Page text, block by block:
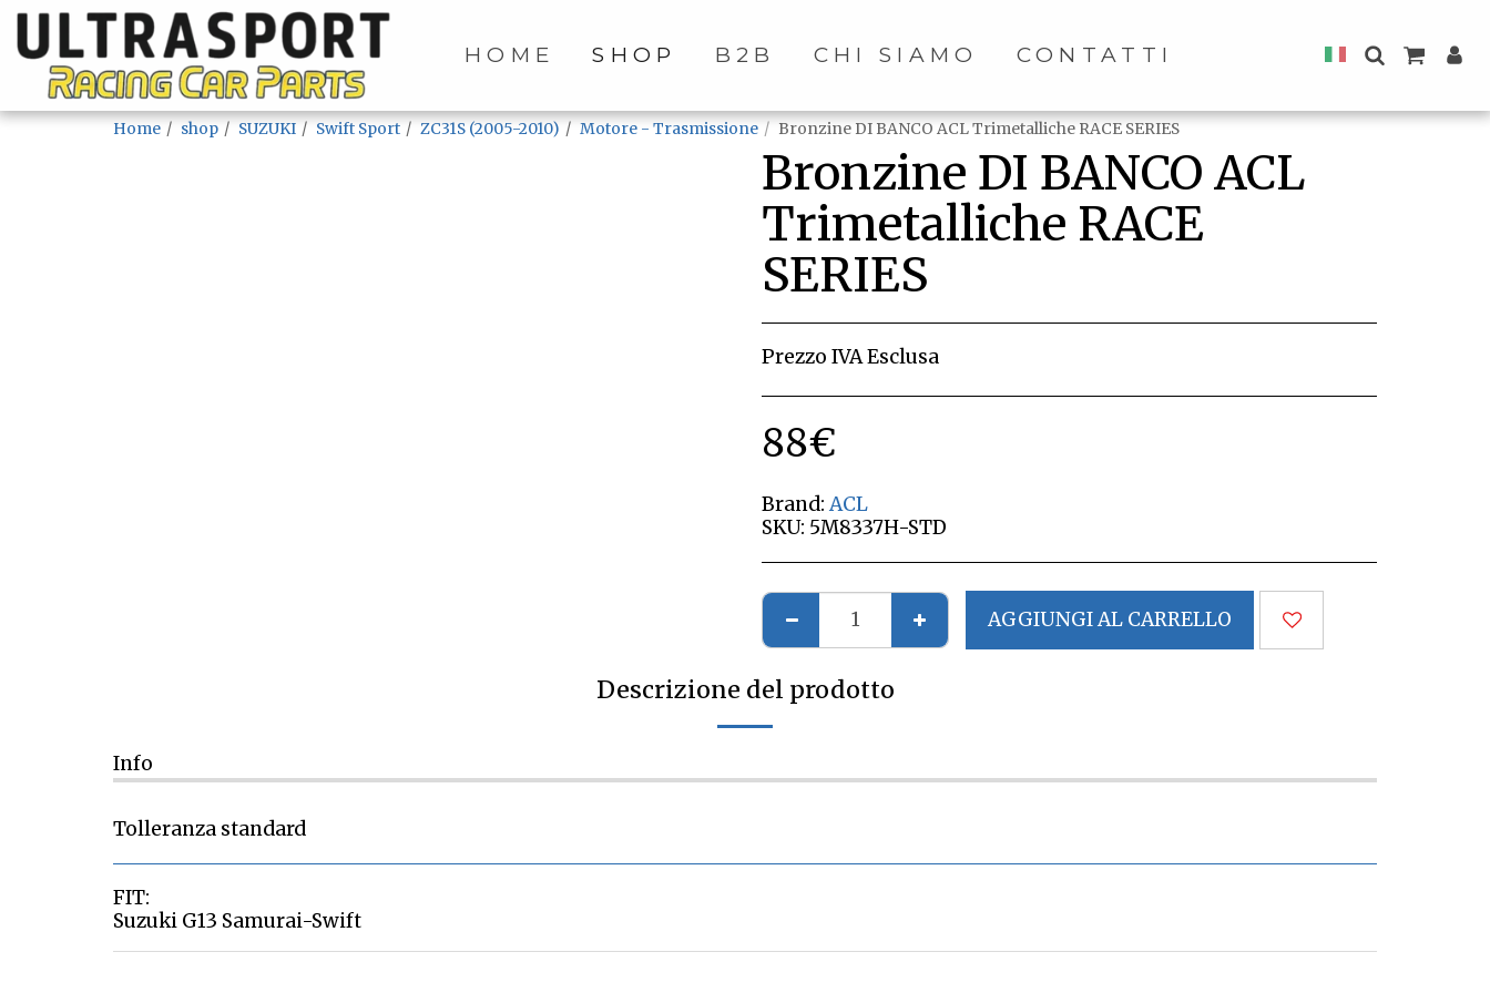
HOME SHOP B2B CHI SIAMO CONTATTI
Home shop SUZUKI Swift Sport ZC31S (2005-2010) Motore - Trasmissione Bronzine DI BANCO ACL Trimetalliche RACE SERIES
Bronzine DI BANCO ACL
Trimetalliche RACE
SERIES
Prezzo IVA Esclusa
88€
Brand: ACL
SKU: 5M8337H-STD
AGGIUNGI AL CARRELLO
Descrizione del prodotto
Info
Tolleranza standard
FIT:
Suzuki G13 Samurai-Swift